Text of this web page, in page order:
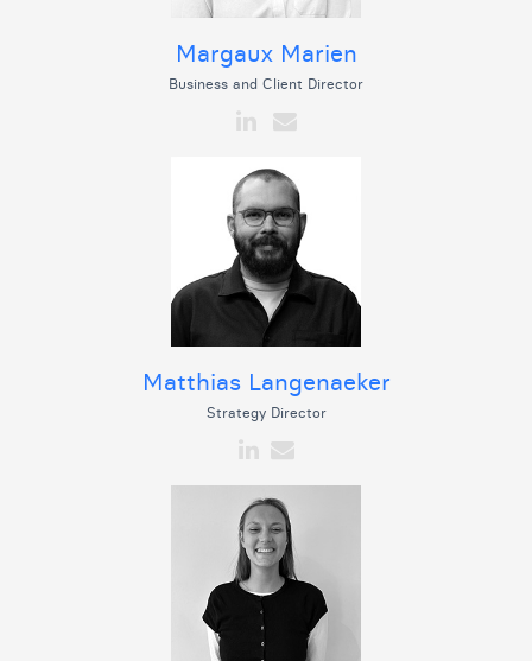
Margaux Marien
Business and Client Director
Matthias Langenaeker
Strategy Director